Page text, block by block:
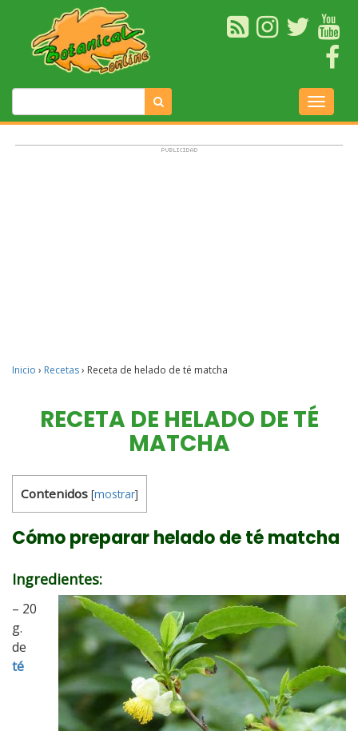
Inicio › Recetas› Receta de helado de té matcha
RECETA DE HELADO DE TÉ
MATCHA
Contenidos [mostrar]
Cómo preparar helado de té matcha
Ingredientes:
– 20
g.
de
té